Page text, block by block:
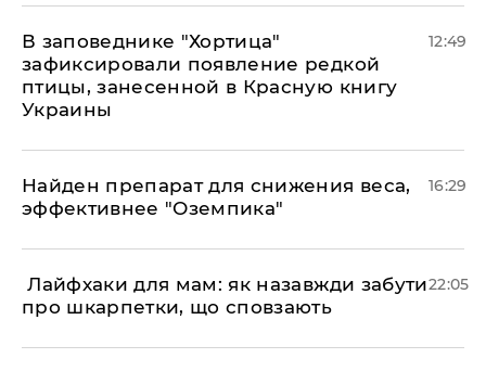
В заповеднике "Хортица"
зафиксировали появление редкой
птицы, занесенной в Красную книгу
Украины
12:49
Найден препарат для снижения веса,
эффективнее "Оземпика"
16:29
​ Лайфхаки для мам: як назавжди забути
про шкарпетки, що сповзають
22:05